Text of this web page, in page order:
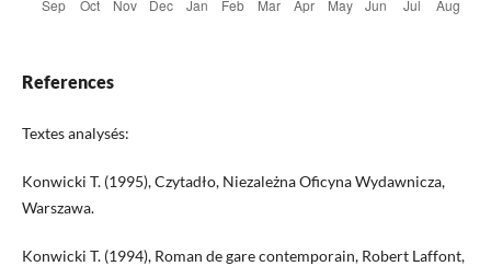
References
Textes analysés:
Konwicki T. (1995), Czytadło, Niezależna Oficyna Wydawnicza,
Warszawa.
Konwicki T. (1994), Roman de gare contemporain, Robert Laffont,